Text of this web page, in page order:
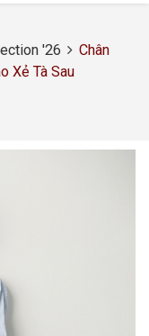
'26
Chân
Xẻ Tà Sau